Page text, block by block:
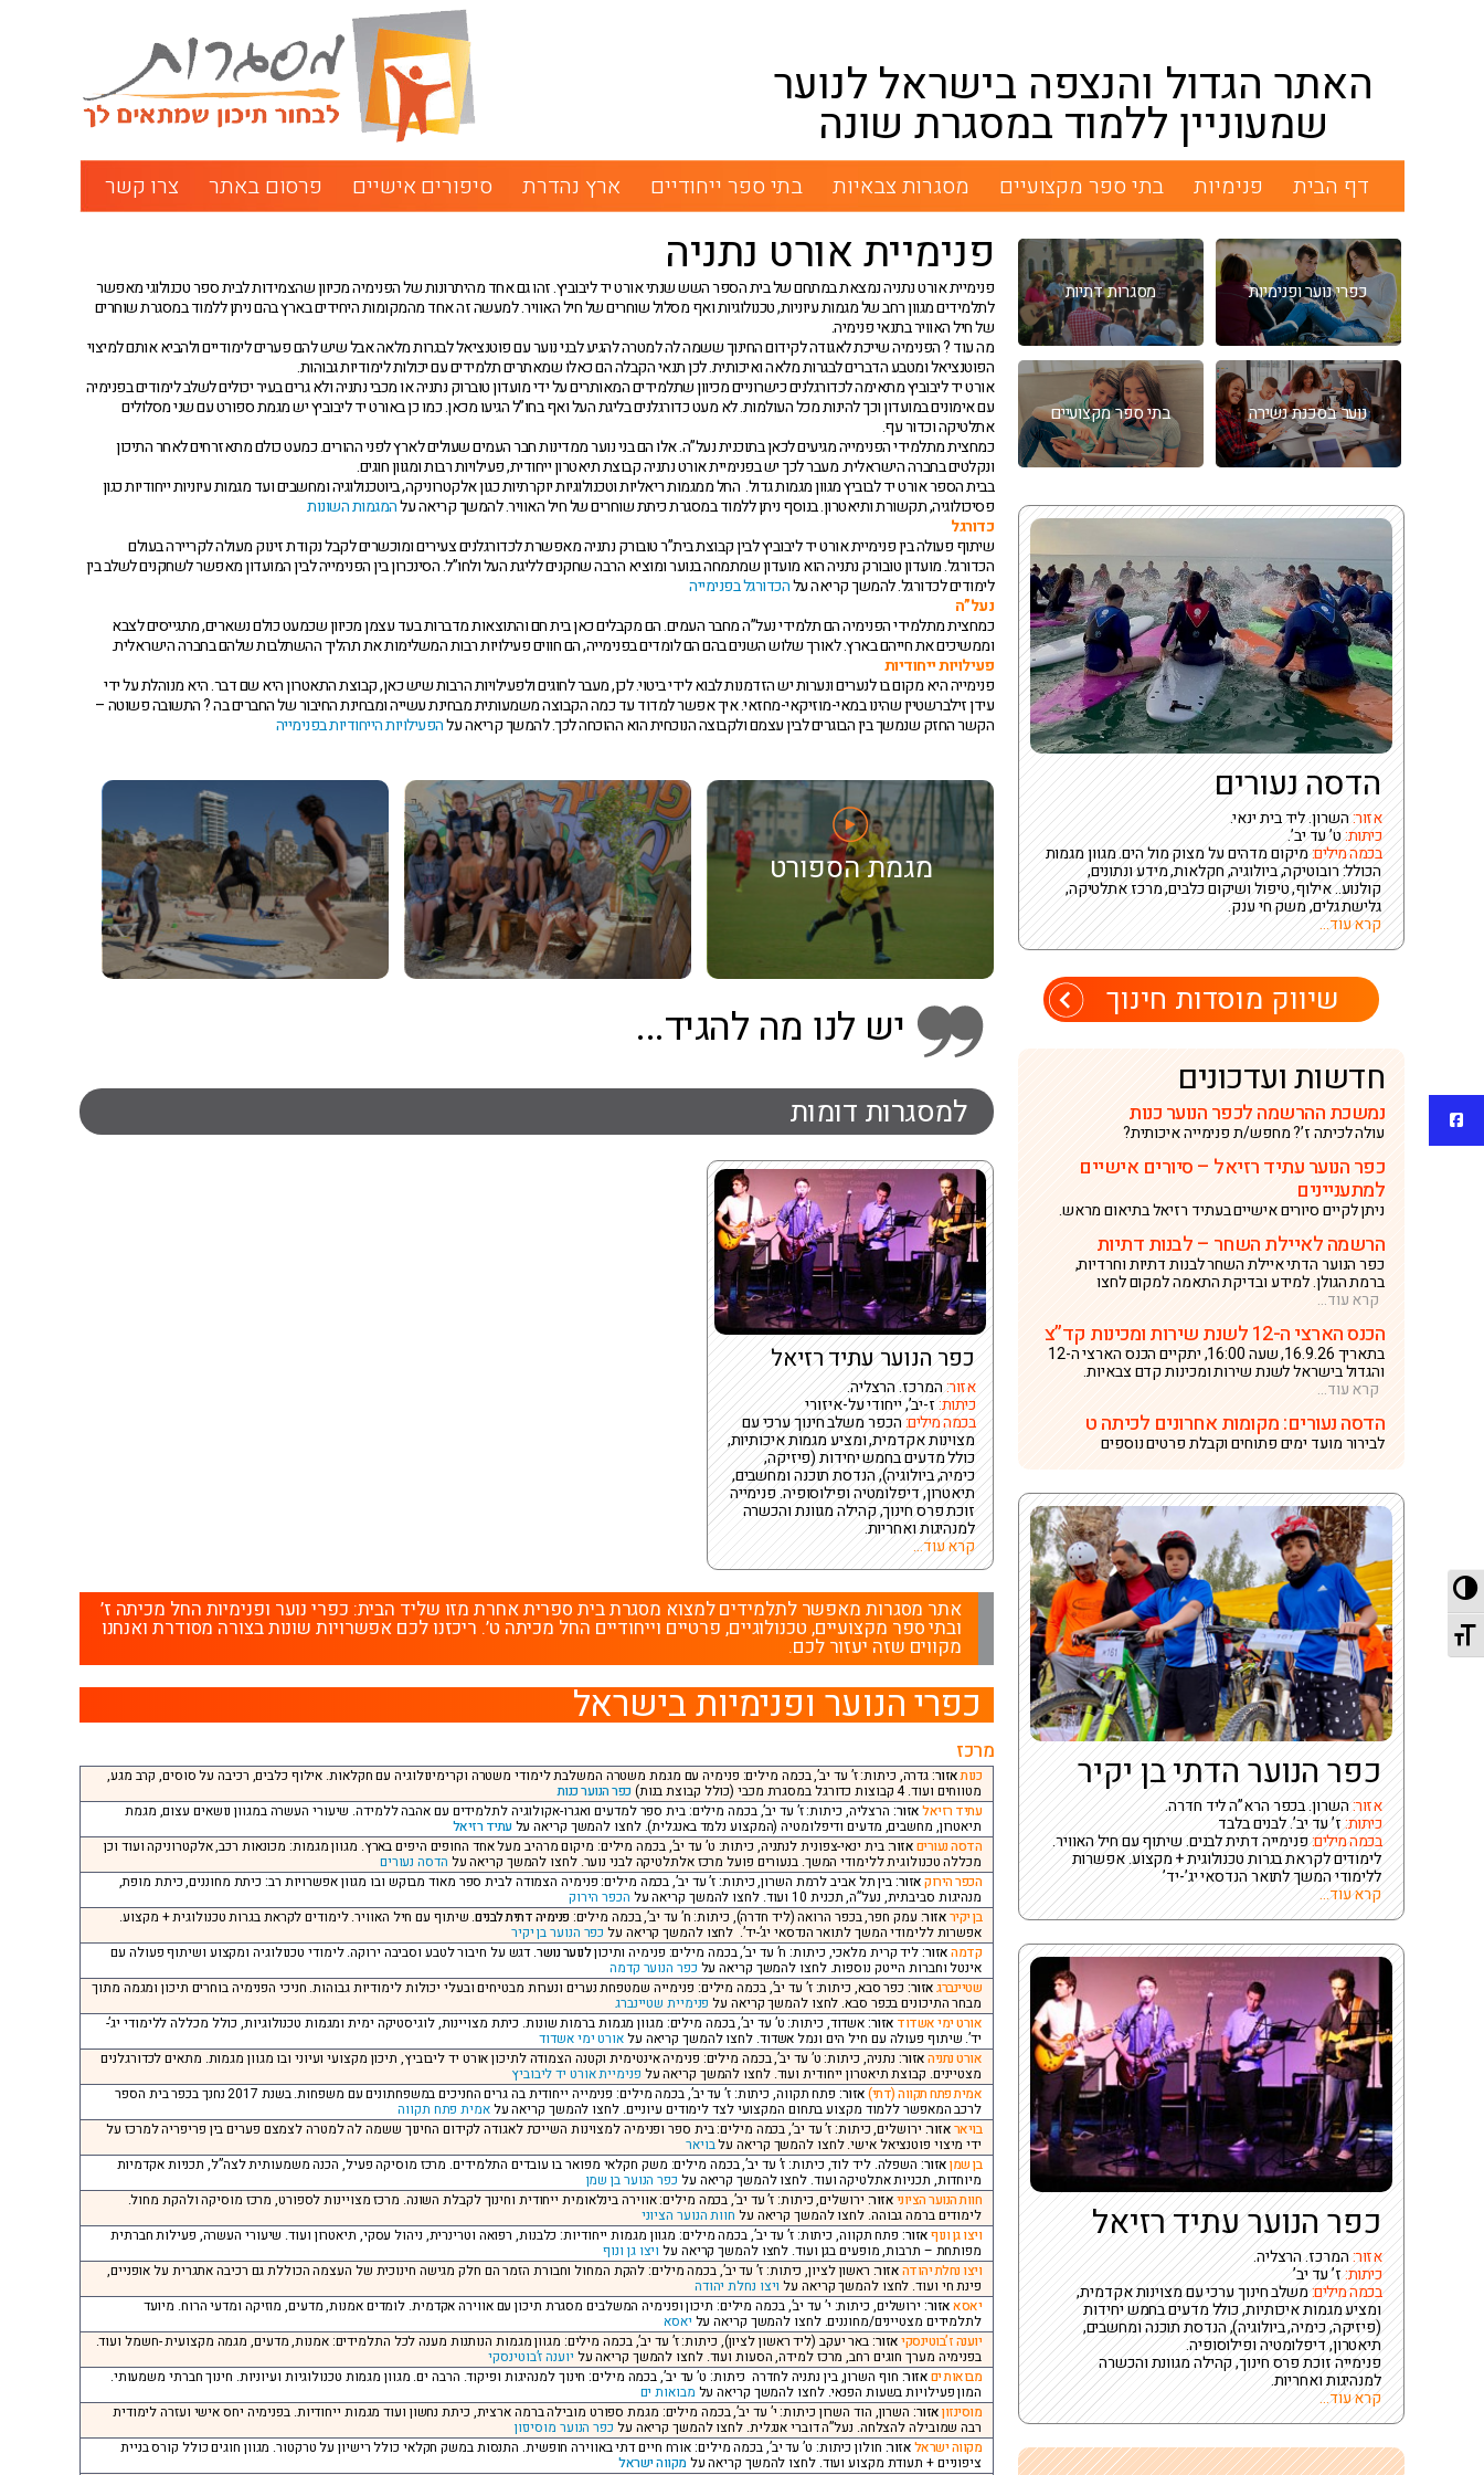
מתג ניגודיות גבוהה
מתג גודל גופן
האתר הגדול והנצפה בישראל לנוער
שמעוניין ללמוד במסגרת שונה
דף הבית פנימיות בתי ספר מקצועיים מסגרות צבאיות בתי ספר ייחודיים ארץ נהדרת סיפורים אישיים פרסום באתר צרו קשר
פנימיית אורט נתניה
פנימיית אורט נתניה נמצאת במתחם של בית הספר השש שנתי אורט יד ליבוביץ. זהו גם אחד מהיתרונות של הפנימיה מכיוון שהצמידות לבית ספר טכנולוגי מאפשר
לתלמידים מגוון רחב של מגמות עיוניות, טכנולוגיות ואף מסלול שוחרים של חיל האוויר. למעשה זה אחד מהמקומות היחידים בארץ בהם ניתן ללמוד במסגרת שוחרים
של חיל האוויר בתנאי פנימיה.
מה עוד ? הפנימיה שייכת לאגודה לקידום החינוך ששמה לה למטרה להגיע לבני נוער עם פוטנציאל לבגרות מלאה אבל שיש להם פערים לימודיים ולהביא אותם למיצוי
הפוטנציאל ומטבע הדברים לבגרות מלאה ואיכותית. לכן תנאי הקבלה הם כאלו שמאתרים תלמידים עם יכולות לימודיות גבוהות.
אורט יד ליבוביץ מתאימה לכדורגלנים כישרוניים מכיוון שתלמידים המאותרים על ידי מועדון טוברוק נתניה או מכבי נתניה ולא גרים בעיר יכולים לשלב לימודים בפנימיה
עם אימונים במועדון וכך להינות מכל העולמות. לא מעט כדורגלנים בליגת העל ואף בחו”ל הגיעו מכאן. כמו כן באורט יד ליבוביץ יש מגמת ספורט עם שני מסלולים
אתלטיקה וכדור עף.
כמחצית מתלמידי הפנימייה מגיעים לכאן בתוכנית נעל”ה. אלו הם בני נוער ממדינות חבר העמים שעולים לארץ לפני ההורים. כמעט כולם מתאזרחים לאחר התיכון
ונקלטים בחברה הישראלית. מעבר לכך יש בפנימיית אורט נתניה קבוצת תיאטרון ייחודית, פעילויות רבות ומגוון חוגים.
בבית הספר אורט יד לבוביץ מגוון מגמות גדול. החל ממגמות ריאליות וטכנולוגיות יוקרתיות כגון אלקטרוניקה, ביוטכנולוגיה ומחשבים ועד מגמות עיוניות ייחודיות כגון
פסיכולוגיה, תקשורת ותיאטרון. בנוסף ניתן ללמוד במסגרת כיתת שוחרים של חיל האוויר. להמשך קריאה עלהמגמות השונות
כדורגל
שיתוף פעולה בין פנימיית אורט יד ליבוביץ לבין קבוצת בית”ר טובורק נתניה מאפשרת לכדורגלנים צעירים ומוכשרים לקבל נקודת זינוק מעולה לקריירה בעולם
הכדורגל. מועדון טובורק נתניה הוא מועדון שמתמחה בנוער ומוציא הרבה שחקנים לליגת העל ולחו”ל. הסינכרון בין הפנימייה לבין המועדון מאפשר לשחקנים לשלב בין
לימודים לכדורגל. להמשך קריאה עלהכדורגל בפנימייה
נעל”ה
כמחצית מתלמידי הפנימיה הם תלמידי נעל”ה מחבר העמים. הם מקבלים כאן בית חם והתוצאות מדברות בעד עצמן מכיוון שכמעט כולם נשארים, מתגייסים לצבא
וממשיכים את חייהם בארץ. לאורך שלוש השנים בהם הם לומדים בפנימייה, הם חווים פעילויות רבות המשלימות את תהליך ההשתלבות שלהם בחברה הישראלית.
פעילויות ייחודיות
פנימייה היא מקום בו לנערים ונערות יש הזדמנות לבוא לידי ביטוי. לכן, מעבר לחוגים ולפעילויות הרבות שיש כאן, קבוצת התאטרון היא שם דבר. היא מנוהלת על ידי
עידן זילברשטיין שהינו במאי-מוזיקאי-מחזאי. איך אפשר למדוד עד כמה הקבוצה משמעותית מבחינת עשייה ומבחינת החיבור של החברים בה ? התשובה פשוטה –
הקשר החזק שנמשך בין הבוגרים לבין עצמם ולקבוצה הנוכחית הוא ההוכחה לכך. להמשך קריאה עלהפעילויות הייחודיות בפנימייה
מגמת הספורט
יש לנו מה להגיד...
למסגרות דומות
כפר הנוער עתיד רזיאל
אזור:המרכז. הרצליה.
כיתות:ז-יב’, ייחודי על-איזורי
בכמה מילים:הכפר משלב חינוך ערכי עם
מצוינות אקדמית, ומציע מגמות איכותיות,
כולל מדעים בחמש יחידות (פיזיקה,
כימיה, ביולוגיה), הנדסת תוכנה ומחשבים,
תיאטרון, דיפלומטיה ופילוסופיה. פנימייה
זוכת פרס חינוך, קהילה מגוונת והכשרה
למנהיגות ואחריות.
קרא עוד...
אתר מסגרות מאפשר לתלמידים למצוא מסגרת בית ספרית אחרת מזו שליד הבית: כפרי נוער ופנימיות החל מכיתה ז’
ובתי ספר מקצועיים, טכנולוגיים, פרטיים וייחודיים החל מכיתה ט’. ריכזנו לכם אפשרויות שונות בצורה מסודרת ואנחנו
מקווים שזה יעזור לכם.
כפרי הנוער ופנימיות בישראל
מרכז
כנותאזור:גדרה, כיתות: ז’ עד יב’, בכמה מילים: פנימיה עם מגמת משטרה המשלבת לימודי משטרה וקרימינולוגיה עם חקלאות. אילוף כלבים, רכיבה על סוסים, קרב מגע,
מטווחים ועוד. 4 קבוצות כדורגל במסגרת מכבי (כולל קבוצת בנות)
כפר הנוער כנות
עתיד רזיאלאזור: הרצליה, כיתות: ז’ עד יב’, בכמה מילים: בית ספר למדעים ואגרו-אקולוגיה לתלמידים עם אהבה ללמידה. שיעורי העשרה במגוון נושאים עצום, מגמת
תיאטרון, מחשבים, מדעים ודיפלומטיה (המקצוע נלמד באנגלית). לחצו להמשך קריאה על עתיד רזיאל
הדסה נעוריםאזור:בית ינאי-צפונית לנתניה, כיתות: ט’ עד יב’, בכמה מילים: מיקום מרהיב מעל אחד החופים היפים בארץ. מגוון מגמות: מכונאות רכב, אלקטרוניקה ועוד וכן
מכללה טכנולוגית ללימודי המשך. בנעורים פועל מרכז אלתלטיקה לבני נוער. לחצו להמשך קריאה על הדסה נעורים
הכפר הירוקאזור:בין תל אביב לרמת השרון, כיתות: ז’ עד יב’, בכמה מילים: פנימיה הצמודה לבית ספר מאוד מבוקש ובו מגוון אפשרויות רב: כיתת מחוננים, כיתת מופת,
מנהיגות סביבתית, נעל”ה, תכנית 10 ועוד. לחצו להמשך קריאה על
הכפר הירוק
בן יקיראזור: עמק חפר, בכפר הרואה (ליד חדרה), כיתות: ח’ עד יב’, בכמה מילים: פנימיה דתית לבנים. שיתוף עם חיל האוויר. לימודים לקראת בגרות טכנולוגית + מקצוע.
אפשרות ללימודי המשך לתואר הנדסאי יג’-יד’. לחצו להמשך קריאה על כפר הנוער בן יקיר
קדמהאזור:ליד קרית מלאכי, כיתות: ח’ עד יב’, בכמה מילים: פנימיה ותיכוןלנוער נושר. דגש על חיבור לטבע וסביבה ירוקה. לימודי טכנולוגיה ומקצוע ושיתוף פעולה עם
אינטל וחברות הייטק נוספות. לחצו להמשך קריאה על כפר הנוער קדמה
שטיינברגאזור: כפר סבא, כיתות: ז’ עד יב’, בכמה מילים: פנימייה שמטפחת נערים ונערות מבטיחים ובעלי יכולות לימודיות גבוהות. חניכי הפנימיה בוחרים תיכון ומגמה מתוך
מבחר התיכונים בכפר סבא. לחצו להמשך קריאה על פנימיית שטיינברג
אורט ימי אשדוד אזור:אשדוד, כיתות: ט’ עד יב’, בכמה מילים: מגוון מגמות ברמות שונות. כיתת מצויינות, לוגיסטיקה ימית ומגמות טכנולוגיות, כולל מכללה ללימודי יג’-
יד’. שיתוף פעולה עם חיל הים ונמל אשדוד. לחצו להמשך קריאה עלאורט ימי אשדוד
אורט נתניהאזור: נתניה, כיתות: ט’ עד יב’, בכמה מילים: פנימיה אינטימית וקטנה הצמודה לתיכון אורט יד ליבוביץ, תיכון מקצועי ועיוני ובו מגוון מגמות. מתאים לכדורגלנים
מצטיינים. קבוצת תיאטרון ייחודית ועוד. לחצו להמשך קריאה על פנימיית אורט יד ליבוביץ
אמית פתח תקווה (דתי)אזור: פתח תקווה, כיתות: ז’ עד יב’, בכמה מילים: פנימייה ייחודית בה גרים החניכים במשפחתונים עם משפחות. בשנת 2017 נחנך בכפר בית הספר
לרכב המאפשר ללמוד מקצוע בתחום המקצועי לצד לימודים עיוניים. לחצו להמשך קריאה עלאמית פתח תקווה
בויאראזור: ירושלים, כיתות: ז’ עד יב’, בכמה מילים: בית ספר ופנימיה למצוינות השייכת לאגודה לקידום החינוך ששמה לה למטרה לצמצם פערים בין פריפריה למרכז על
ידי מיצוי פוטנציאל אישי. לחצו להמשך קריאה עלבויאר
בן שמןאזור: השפלה. ליד לוד, כיתות: ז’ עד יב’, בכמה מילים: משק חקלאי מפואר בו עובדים התלמידים. מרכז מוסיקה פעיל, הכנה משמעותית לצה”ל, תכניות אקדמיות
מיוחדות, תכניות אתלטיקה ועוד. לחצו להמשך קריאה על כפר הנוער בן שמן
חוות הנוער הציוניאזור: ירושלים, כיתות: ז’ עד יב’, בכמה מילים: אווירה בינלאומית ייחודית וחינוך לקבלת השונה. מרכז מצויינות לספורט, מרכז מוסיקה ולהקת מחול.
לימודים ברמה גבוהה. לחצו להמשך קריאה על חוות הנוער הציוני
ויצו גן ונוףאזור: פתח תקווה, כיתות: ז’ עד יב’, בכמה מילים: מגוון מגמות ייחודיות: כלבנות, רפואה וטרינרית, ניהול עסקי, תיאטרון ועוד. שיעורי העשרה, פעילות חברתית
מפותחת – תרבות, מופעים בגן ועוד. לחצו להמשך קריאה על ויצו גן ונוף
ויצו נחלת יהודהאזור: ראשון לציון, כיתות: ז’ עד יב’, בכמה מילים: להקת המחול וחבורת הזמר הם חלק מגישה חינוכית של העצמה הכוללת גם רכיבה אתגרית על אופניים,
פינת חי ועוד. לחצו להמשך קריאה על ויצו נחלת יהודה
יאסאאזור: ירושלים, כיתות: י’ עד יב’, בכמה מילים: תיכון ופנימיה המשלבים מסגרת תיכון עם אווירה אקדמית. לומדים אמנות, מדעים, מוזיקה ומדעי הרוח. מיועד
לתלמידים מצטיינים/מחוננים. לחצו להמשך קריאה על יאסא
יוענה ז’בוטינסקיאזור:באר יעקב (ליד ראשון לציון), כיתות: ז’ עד יב’, בכמה מילים: מגוון מגמות הנותנות מענה לכל התלמידים: אמנות, מדעים, מגמה מקצועית -חשמל ועוד.
בפנימיה מערך חוגים רחב, מרכז למידה, הסעות ועוד. לחצו להמשך קריאה על יוענה ז’בוטינסקי
מבואות יםאזור: חוף השרון, בין נתניה לחדרה כיתות: ט’ עד יב’, בכמה מילים: חינוך למנהיגות ופיקוד. הרבה ים. מגוון מגמות טכנולוגיות ועיוניות. חינוך חברתי משמעותי.
המון פעילויות בשעות הפנאי. לחצו להמשך קריאה על מבואות ים
מוסינזוןאזור: השרון, הוד השרון כיתות: י’ עד יב’, בכמה מילים: מגמת ספורט מובילה ברמה ארצית, כיתת נחשון ועוד מגמות ייחודיות. בפנימיה יחס אישי ועזרה לימודית
רבה שמובילה להצלחה. נעל”ה דוברי אנגלית. לחצו להמשך קריאה על כפר הנוער מוסינזון
מקווה ישראלאזור: חולון כיתות: ט’ עד יב’, בכמה מילים: אורח חיים דתי באווירה חופשית. התנסות במשק חקלאי כולל רישיון על טרקטור. מגוון חוגים כולל קורס בניית
ציפוניים + תעודת מקצוע ועוד. לחצו להמשך קריאה על מקווה ישראל
מסגרות דתיות כפרי נוער ופנימיות
בתי ספר מקצועיים נוער בסכנת נשירה
הדסה נעורים
אזור:השרון. ליד בית ינאי.
כיתות:ט’ עד יב’.
בכמה מילים:מיקום מדהים על מצוק מול הים. מגוון מגמות
הכולל: רובוטיקה, ביולוגיה, חקלאות, מידע ונתונים,
קולנוע.. אילוף, טיפול ושיקום כלבים, מרכז אתלטיקה,
גלישת גלים, משק חי ענק.
קרא עוד...
שיווק מוסדות חינוך
חדשות ועדכונים
נמשכת ההרשמה לכפר הנוער כנות
עולה לכיתה ז’? מחפש/ת פנימייה איכותית?
כפר הנוער עתיד רזיאל – סיורים אישיים
למתעניינים
ניתן לקיים סיורים אישיים בעתיד רזיאל בתיאום מראש.
הרשמה לאיילת השחר – לבנות דתיות
כפר הנוער הדתי איילת השחר לבנות דתיות וחרדיות,
ברמת הגולן. למידע ובדיקת התאמה למקום לחצו
קרא עוד...
הכנס הארצי ה-12 לשנת שירות ומכינות קד”צ
בתאריך 16.9.26, שעה 16:00, יתקיים הכנס הארצי ה-12
והגדול בישראל לשנת שירות ומכינות קדם צבאיות.
קרא עוד...
הדסה נעורים: מקומות אחרונים לכיתה ט
לבירור מועד ימים פתוחים וקבלת פרטים נוספים
כפר הנוער הדתי בן יקיר
אזור:השרון. בכפר הרא”ה ליד חדרה.
כיתות:ז’ עד יב’. לבנים בלבד
בכמה מילים:פנימייה דתית לבנים. שיתוף עם חיל האוויר.
לימודים לקראת בגרות טכנולוגית + מקצוע. אפשרות
ללימודי המשך לתואר הנדסאי יג’-יד’
קרא עוד...
כפר הנוער עתיד רזיאל
אזור:המרכז. הרצליה.
כיתות:ז’ עד יב’
בכמה מילים:משלב חינוך ערכי עם מצוינות אקדמית,
ומציע מגמות איכותיות, כולל מדעים בחמש יחידות
(פיזיקה, כימיה, ביולוגיה), הנדסת תוכנה ומחשבים,
תיאטרון, דיפלומטיה ופילוסופיה.
פנימייה זוכת פרס חינוך, קהילה מגוונת והכשרה
למנהיגות ואחריות.
קרא עוד...
פייסבוק